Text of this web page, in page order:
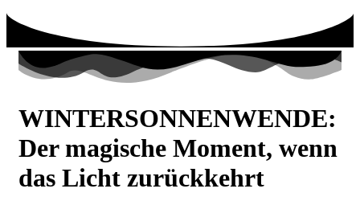
WINTERSONNENWENDE:
Der magische Moment, wenn
das Licht zurückkehrt